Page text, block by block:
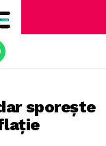
sporește